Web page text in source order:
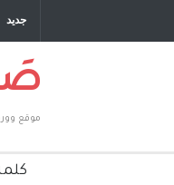
جديد
عمري ، صبحي مخلوف : بقلم
موقع